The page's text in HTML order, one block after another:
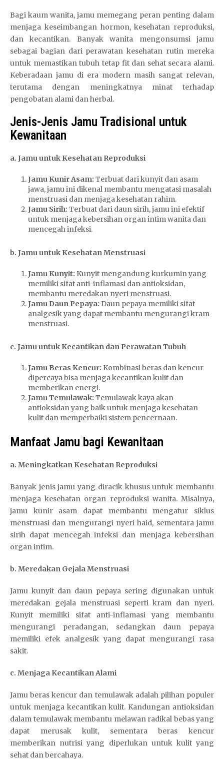
Bagi kaum wanita, jamu memegang peran penting dalam
menjaga keseimbangan hormon, kesehatan reproduksi,
dan kecantikan. Banyak wanita mengonsumsi jamu
sebagai bagian dari perawatan kesehatan rutin mereka
untuk memastikan tubuh tetap fit dan sehat secara alami.
Keberadaan jamu di era modern masih sangat relevan,
terutama dengan meningkatnya minat terhadap
pengobatan alami dan herbal.
Jenis-Jenis Jamu Tradisional untuk
Kewanitaan
a. Jamu untuk Kesehatan Reproduksi
Jamu Kunir Asam: Terbuat dari kunyit dan asam
jawa, jamu ini dikenal membantu mengatasi masalah
menstruasi dan menjaga kesehatan rahim.
Jamu Sirih: Terbuat dari daun sirih, jamu ini efektif
untuk menjaga kebersihan organ intim wanita dan
mencegah infeksi.
b. Jamu untuk Kesehatan Menstruasi
Jamu Kunyit: Kunyit mengandung kurkumin yang
memiliki sifat anti-inflamasi dan antioksidan,
membantu meredakan nyeri menstruasi.
Jamu Daun Pepaya: Daun pepaya memiliki sifat
analgesik yang dapat membantu mengurangi kram
menstruasi.
c. Jamu untuk Kecantikan dan Perawatan Tubuh
Jamu Beras Kencur: Kombinasi beras dan kencur
dipercaya bisa menjaga kecantikan kulit dan
memberikan energi.
Jamu Temulawak: Temulawak kaya akan
antioksidan yang baik untuk menjaga kesehatan
kulit dan memperbaiki sistem pencernaan.
Manfaat Jamu bagi Kewanitaan
a. Meningkatkan Kesehatan Reproduksi
Banyak jenis jamu yang diracik khusus untuk membantu
menjaga kesehatan organ reproduksi wanita. Misalnya,
jamu kunir asam dapat membantu mengatur siklus
menstruasi dan mengurangi nyeri haid, sementara jamu
sirih dapat mencegah infeksi dan menjaga kebersihan
organ intim.
b. Meredakan Gejala Menstruasi
Jamu kunyit dan daun pepaya sering digunakan untuk
meredakan gejala menstruasi seperti kram dan nyeri.
Kunyit memiliki sifat anti-inflamasi yang membantu
mengurangi peradangan, sedangkan daun pepaya
memiliki efek analgesik yang dapat mengurangi rasa
sakit.
c. Menjaga Kecantikan Alami
Jamu beras kencur dan temulawak adalah pilihan populer
untuk menjaga kecantikan kulit. Kandungan antioksidan
dalam temulawak membantu melawan radikal bebas yang
dapat merusak kulit, sementara beras kencur
memberikan nutrisi yang diperlukan untuk kulit yang
sehat dan bercahaya.